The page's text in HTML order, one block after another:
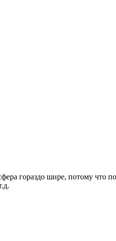
гораздо шире, потому что